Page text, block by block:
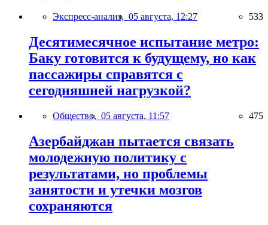
Экспресс-анализ, 05 августа, 12:27 533
Десятимесячное испытание метро:
Баку готовится к будущему, но как
пассажиры справятся с
сегодняшней нагрузкой?
Общество, 05 августа, 11:57 475
Азербайджан пытается связать
молодежную политику с
результатами, но проблемы
занятости и утечки мозгов
сохраняются